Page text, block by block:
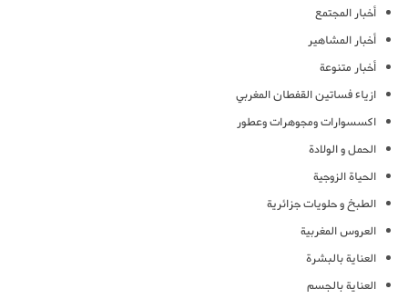
أخبار المجتمع
أخبار المشاهير
أخبار متنوعة
ازياء فساتين القفطان المغربي
اكسسوارات ومجوهرات وعطور
الحمل و الولادة
الحياة الزوجية
الطبخ و حلويات جزائرية
العروس المغربية
العناية بالبشرة
العناية بالجسم